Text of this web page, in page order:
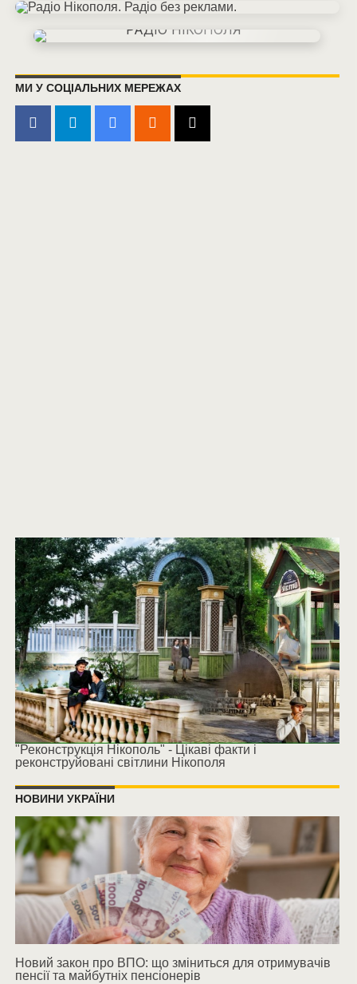
МИ У СОЦІАЛЬНИХ МЕРЕЖАХ
"Реконструкція Нікополь" - Цікаві факти і
реконструйовані світлини Нікополя
НОВИНИ УКРАЇНИ
Новий закон про ВПО: що зміниться для отримувачів
пенсії та майбутніх пенсіонерів